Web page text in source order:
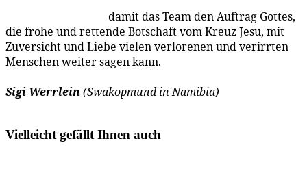
da­mit das Team den Auf­trag Got­tes,
die fro­he und ret­ten­de Bot­schaft vom Kreuz Je­su, mit
Zu­ver­sicht und Lie­be vie­len ver­lo­re­nen und ver­irr­ten
Men­schen wei­ter sa­gen kann.
Si­gi Werr­lein(Swa­kop­mund in Namibia)
Vielleicht gefällt Ihnen auch